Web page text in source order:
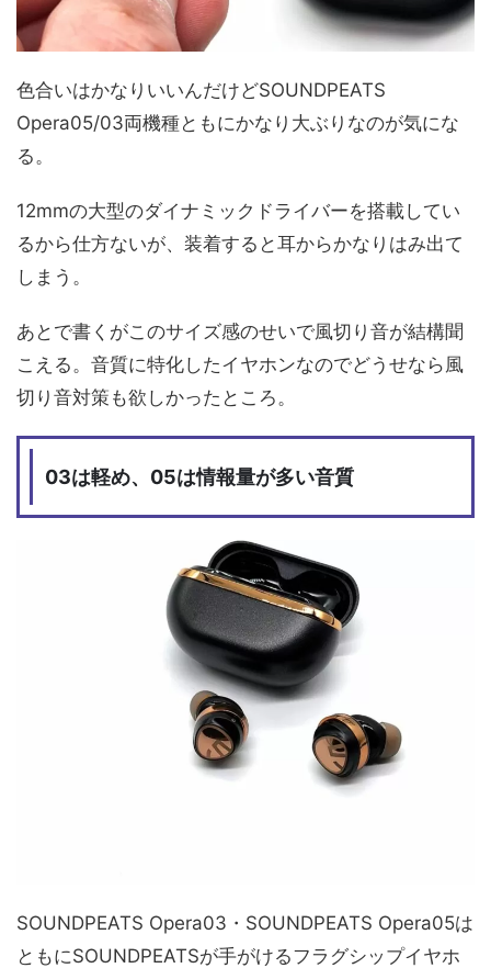
色合いはかなりいいんだけどSOUNDPEATS
Opera05/03両機種ともにかなり大ぶりなのが気にな
る。
12mmの大型のダイナミックドライバーを搭載してい
るから仕方ないが、装着すると耳からかなりはみ出て
しまう。
あとで書くがこのサイズ感のせいで風切り音が結構聞
こえる。音質に特化したイヤホンなのでどうせなら風
切り音対策も欲しかったところ。
03は軽め、05は情報量が多い音質
SOUNDPEATS Opera03・SOUNDPEATS Opera05は
ともにSOUNDPEATSが手がけるフラグシップイヤホ